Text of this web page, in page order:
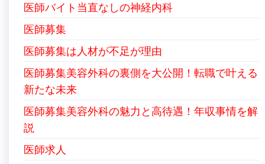
医師バイト当直なしの神経内科
医師募集
医師募集は人材が不足が理由
医師募集美容外科の裏側を大公開！転職で叶える
新たな未来
医師募集美容外科の魅力と高待遇！年収事情を解
説
医師求人